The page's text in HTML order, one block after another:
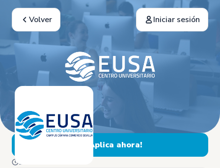
Volver Iniciar sesión
¡Aplica ahora!
25 de Noviembre